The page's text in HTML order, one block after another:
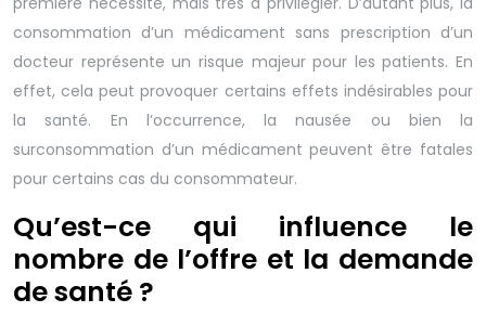
consommation d’un médicament sans prescription d’un
docteur représente un risque majeur pour les patients. En
effet, cela peut provoquer certains effets indésirables pour
la santé. En l’occurrence, la nausée ou bien la
surconsommation d’un médicament peuvent être fatales
pour certains cas du consommateur.
Qu’est-ce qui influence le
nombre de l’offre et la demande
de santé ?